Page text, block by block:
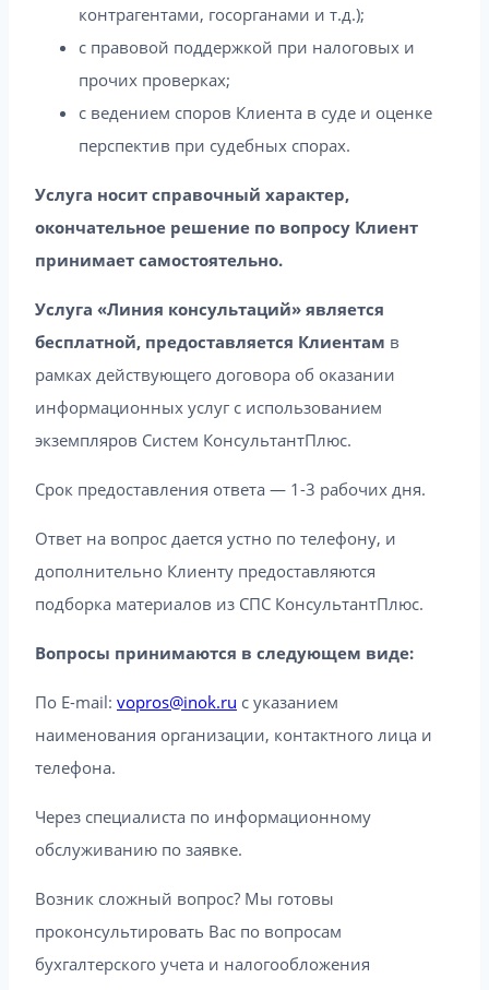
контрагентами, госорганами и т.д.);
с правовой поддержкой при налоговых и
прочих проверках;
с ведением споров Клиента в суде и оценке
перспектив при судебных спорах.
Услуга носит справочный характер,
окончательное решение по вопросу Клиент
принимает самостоятельно.
Услуга «Линия консультаций» является
бесплатной, предоставляется Клиентам в
рамках действующего договора об оказании
информационных услуг с использованием
экземпляров Систем КонсультантПлюс.
Срок предоставления ответа — 1-3 рабочих дня.
Ответ на вопрос дается устно по телефону, и
дополнительно Клиенту предоставляются
подборка материалов из СПС КонсультантПлюс.
Вопросы принимаются в следующем виде:
По E-mail: vopros@inok.ru с указанием
наименования организации, контактного лица и
телефона.
Через специалиста по информационному
обслуживанию по заявке.
Возник сложный вопрос? Мы готовы
проконсультировать Вас по вопросам
бухгалтерского учета и налогообложения